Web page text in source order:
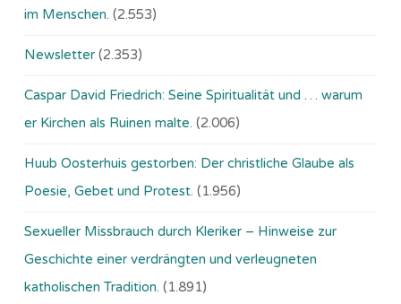
im Menschen. (2.553)
Newsletter (2.353)
Caspar David Friedrich: Seine Spiritualität und … warum
er Kirchen als Ruinen malte. (2.006)
Huub Oosterhuis gestorben: Der christliche Glaube als
Poesie, Gebet und Protest. (1.956)
Sexueller Missbrauch durch Kleriker – Hinweise zur
Geschichte einer verdrängten und verleugneten
katholischen Tradition. (1.891)